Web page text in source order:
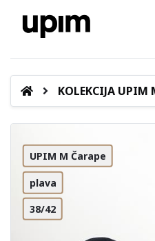
KOLEKCIJA UPIM
UPIM M Čarape
plava
38/42